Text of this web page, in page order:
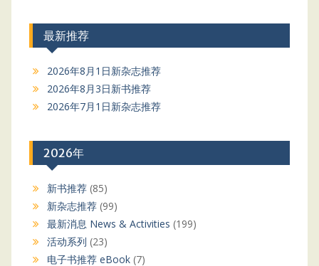
最新推荐
2026年8月1日新杂志推荐
2026年8月3日新书推荐
2026年7月1日新杂志推荐
2026年
新书推荐(85)
新杂志推荐(99)
最新消息 News & Activities (199)
活动系列 (23)
电子书推荐 eBook(7)